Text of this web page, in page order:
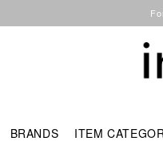
BRANDS ITEM